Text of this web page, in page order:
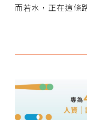
而若水，正在這條